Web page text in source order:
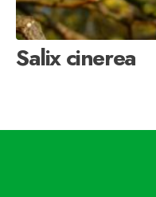
Salix cinerea